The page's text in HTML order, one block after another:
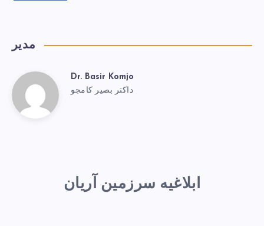
مدیر
Dr. Basir Komjo
داکتر بصیر کامجو
ابلاغیه سرزمین آریان